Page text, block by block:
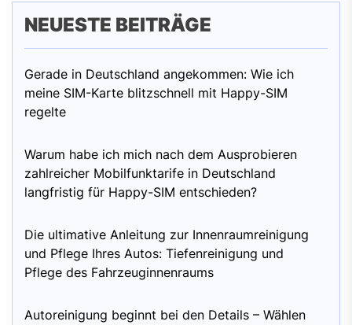
NEUESTE BEITRÄGE
Gerade in Deutschland angekommen: Wie ich
meine SIM-Karte blitzschnell mit Happy-SIM
regelte
Warum habe ich mich nach dem Ausprobieren
zahlreicher Mobilfunktarife in Deutschland
langfristig für Happy-SIM entschieden?
Die ultimative Anleitung zur Innenraumreinigung
und Pflege Ihres Autos: Tiefenreinigung und
Pflege des Fahrzeuginnenraums
Autoreinigung beginnt bei den Details – Wählen